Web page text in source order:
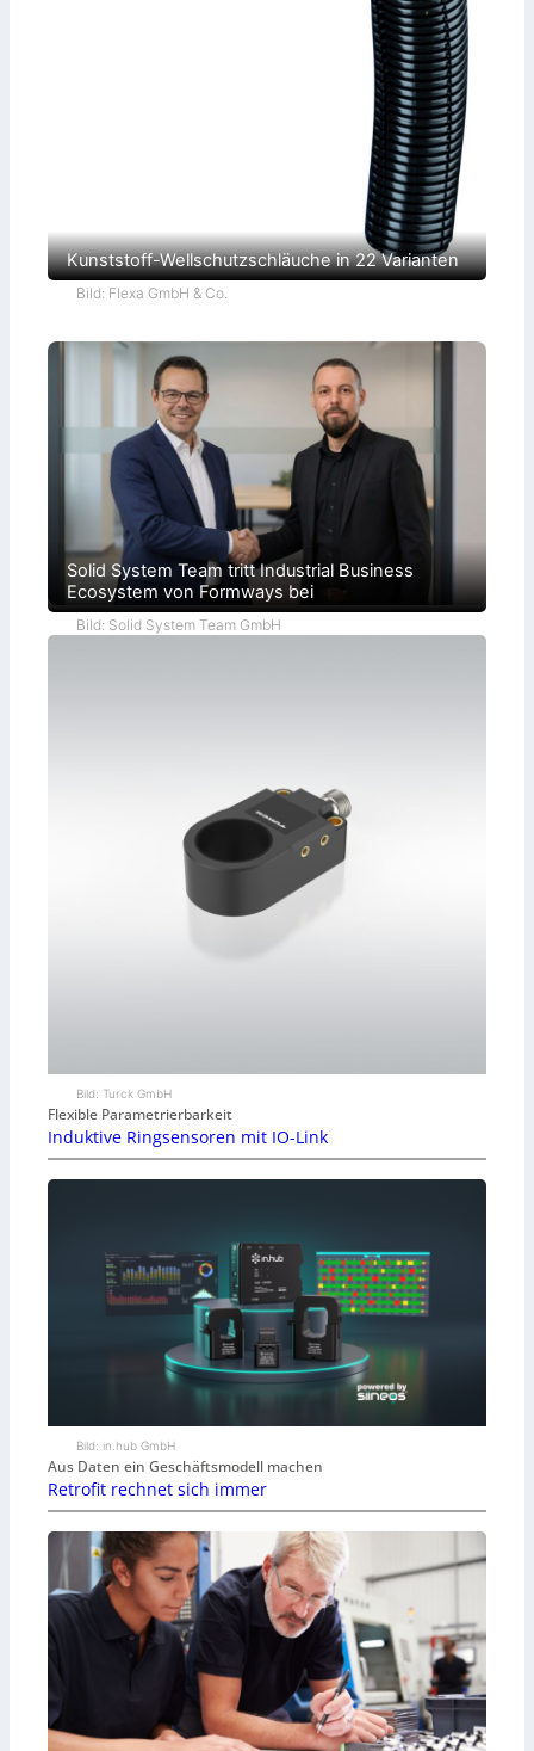
Kunststoff-Wellschutzschläuche in 22 Varianten
Bild: Flexa GmbH & Co.
Solid System Team tritt Industrial Business
Ecosystem von Formways bei
Bild: Solid System Team GmbH
Bild: Turck GmbH
Flexible Parametrierbarkeit
Induktive Ringsensoren mit IO-Link
Bild: in.hub GmbH
Aus Daten ein Geschäftsmodell machen
Retrofit rechnet sich immer